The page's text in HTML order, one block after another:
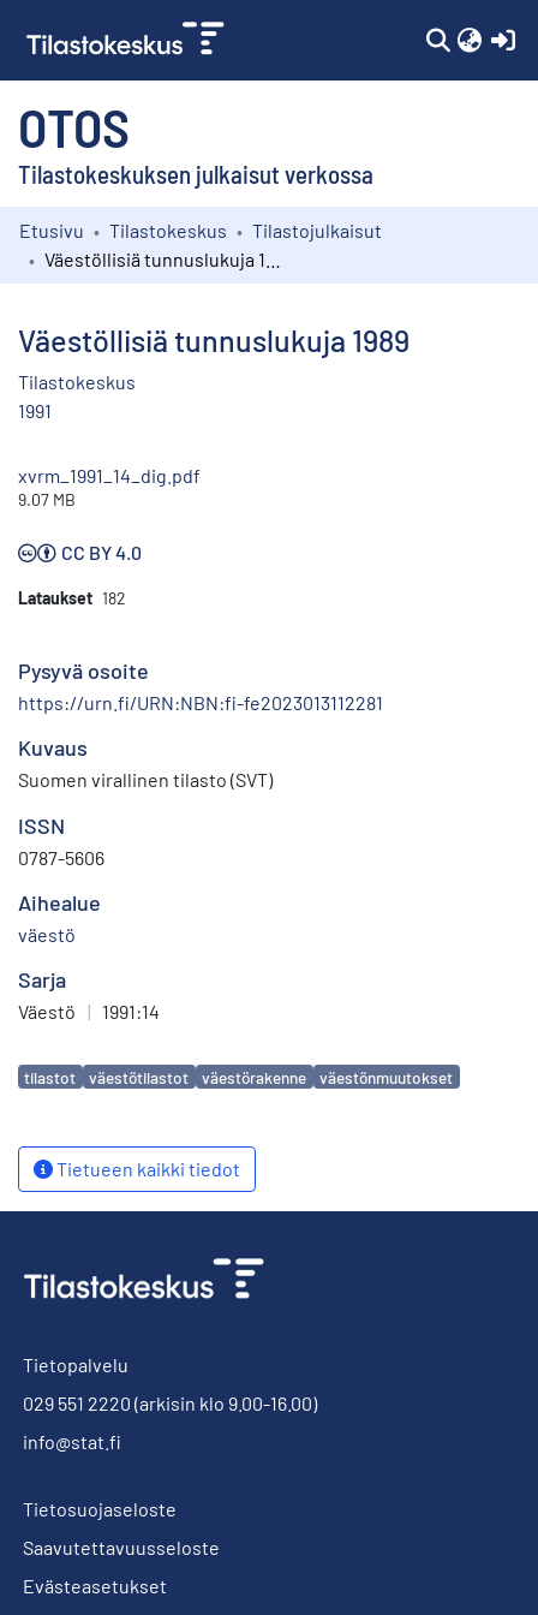
OTOS
Tilastokeskuksen julkaisut verkossa
Kokoelmat
Etusivu Tilastokeskus
Tilastojulkaisut
Väestöllisiä tunnuslukuja 1989
Tilastokeskus
1991
xvrm_1991_14_dig.pdf
9.07 MB
CC BY 4.0
Lataukset 182
Pysyvä osoite
https://urn.fi/URN:NBN:fi-fe2023013112281
Kuvaus
Suomen virallinen tilasto (SVT)
ISSN
0787-5606
Aihealue
väestö
Sarja
Väestö | 1991:14
Avainsanat
tilastot väestötilastot väestörakenne väestönmuutokset
Tietueen kaikki tiedot
Tietopalvelu
029 551 2220 (arkisin klo 9.00-16.00)
info@stat.fi
Tietosuojaseloste
Saavutettavuusseloste
Evästeasetukset